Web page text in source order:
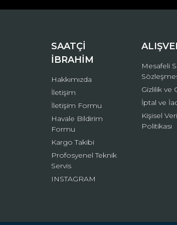
Bu ürüne benzer farklı alternatifler
SAATÇİ
İBRAHİM
Hakkımızda
İletişim
İletişim Formu
Havale Bildirim
Formu
Kargo Takibi
Profosyenel Teknik
Servis
INSTAGRAM
Mesafeli
Gizlilik ve
İptal ve
Kişisel
Politikası